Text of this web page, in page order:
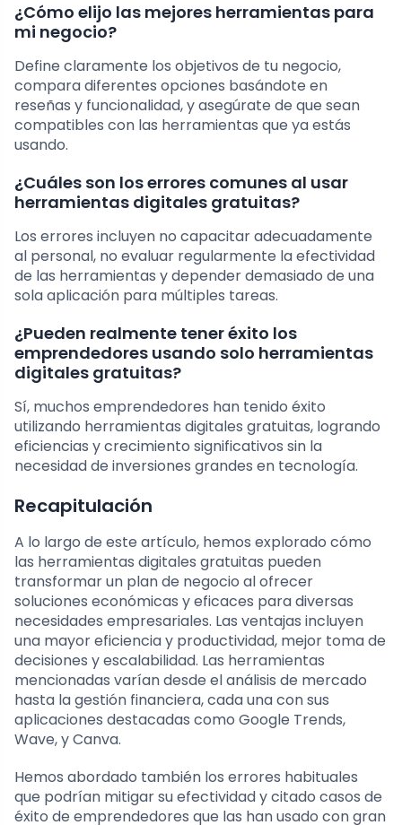
¿Cómo elijo las mejores herramientas para
mi negocio?
Define claramente los objetivos de tu negocio,
compara diferentes opciones basándote en
reseñas y funcionalidad, y asegúrate de que sean
compatibles con las herramientas que ya estás
usando.
¿Cuáles son los errores comunes al usar
herramientas digitales gratuitas?
Los errores incluyen no capacitar adecuadamente
al personal, no evaluar regularmente la efectividad
de las herramientas y depender demasiado de una
sola aplicación para múltiples tareas.
¿Pueden realmente tener éxito los
emprendedores usando solo herramientas
digitales gratuitas?
Sí, muchos emprendedores han tenido éxito
utilizando herramientas digitales gratuitas, logrando
eficiencias y crecimiento significativos sin la
necesidad de inversiones grandes en tecnología.
Recapitulación
A lo largo de este artículo, hemos explorado cómo
las herramientas digitales gratuitas pueden
transformar un plan de negocio al ofrecer
soluciones económicas y eficaces para diversas
necesidades empresariales. Las ventajas incluyen
una mayor eficiencia y productividad, mejor toma de
decisiones y escalabilidad. Las herramientas
mencionadas varían desde el análisis de mercado
hasta la gestión financiera, cada una con sus
aplicaciones destacadas como Google Trends,
Wave, y Canva.
Hemos abordado también los errores habituales
que podrían mitigar su efectividad y citado casos de
éxito de emprendedores que las han usado con gran